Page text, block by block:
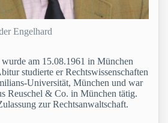
Engelhard
am 15.08.1961 in München
studierte er Rechtswissenschaften
Universität, München und war
Reuschel & Co. in München tätig.
zur Rechtsanwaltschaft.